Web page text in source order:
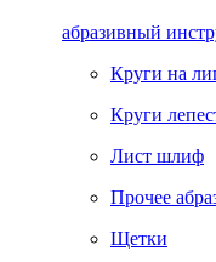
абразивный
Круги на
Круги
Лист шлиф
Прочее
Щетки